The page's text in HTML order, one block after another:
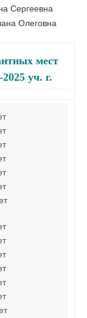
Сергеевна
Олеговна
мест
уч. г.